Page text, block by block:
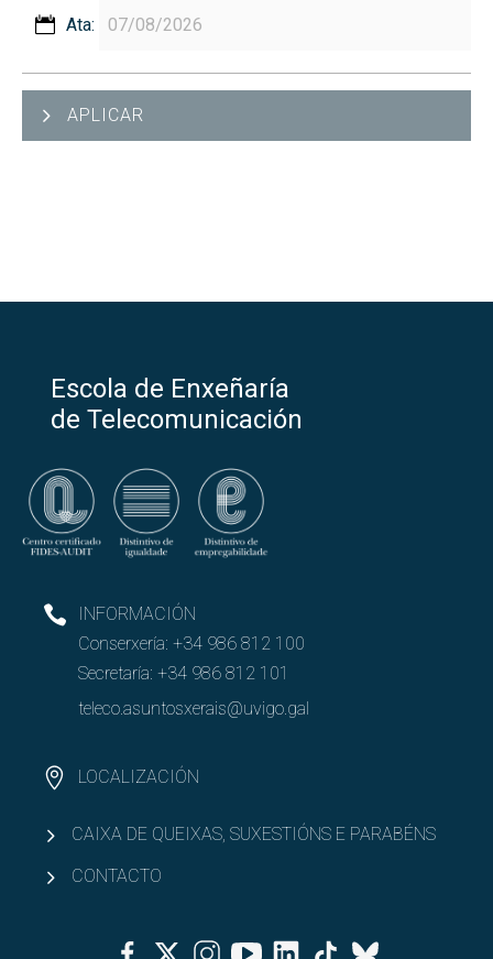
Ata:
APLICAR
Escola de Enxeñaría
de Telecomunicación
INFORMACIÓN
Conserxería: +34 986 812 100
Secretaría: +34 986 812 101
teleco.asuntosxerais@uvigo.gal
LOCALIZACIÓN
CAIXA DE QUEIXAS, SUXESTIÓNS E PARABÉNS
CONTACTO
FacebookTwitterInstagramYoutubeLinkedinTiktok